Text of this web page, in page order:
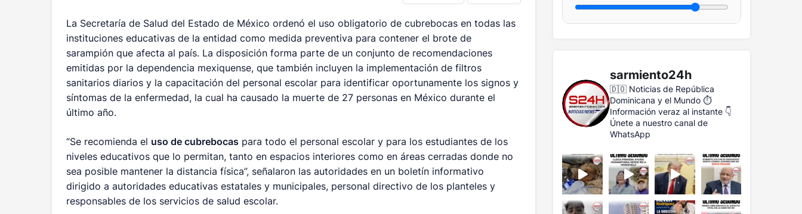
La Secretaría de Salud del Estado de México ordenó el uso obligatorio de cubrebocas en todas las
instituciones educativas de la entidad como medida preventiva para contener el brote de
sarampión que afecta al país. La disposición forma parte de un conjunto de recomendaciones
emitidas por la dependencia mexiquense, que también incluyen la implementación de filtros
sanitarios diarios y la capacitación del personal escolar para identificar oportunamente los signos y
síntomas de la enfermedad, la cual ha causado la muerte de 27 personas en México durante el
último año.
“Se recomienda el uso de cubrebocas para todo el personal escolar y para los estudiantes de los
niveles educativos que lo permitan, tanto en espacios interiores como en áreas cerradas donde no
sea posible mantener la distancia física”, señalaron las autoridades en un boletín informativo
dirigido a autoridades educativas estatales y municipales, personal directivo de los planteles y
responsables de los servicios de salud escolar.
sarmiento24h
🇩🇴 Noticias de República
Dominicana y el Mundo ⏱️
Información veraz al instante 👇
Únete a nuestro canal de
WhatsApp